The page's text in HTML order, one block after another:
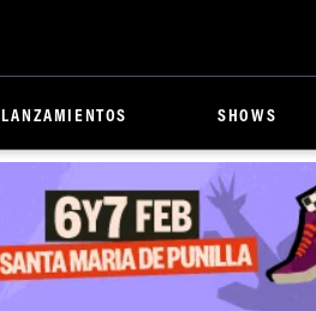
LANZAMIENTOS SHOWS